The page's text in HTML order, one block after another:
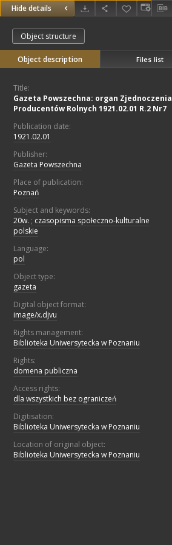
Hide details
Object structure
Object description Files list
Title:
Gazeta Powszechna: organ Zjednoczenia
Producentów Rolnych 1921.02.01 R.2 Nr7
Publication date:
1921.02.01
Publisher:
Gazeta Powszechna
Place of publication:
Poznań
Subject and keywords:
20w. ; czasopisma społeczno-kulturalne
polskie
Language:
pol
Object type:
gazeta
Digital object format:
image/x.djvu
Rights management:
Biblioteka Uniwersytecka w Poznaniu
Rights:
domena publiczna
Access rights:
dla wszystkich bez ograniczeń
Digitisation:
Biblioteka Uniwersytecka w Poznaniu
Location of original object:
Biblioteka Uniwersytecka w Poznaniu